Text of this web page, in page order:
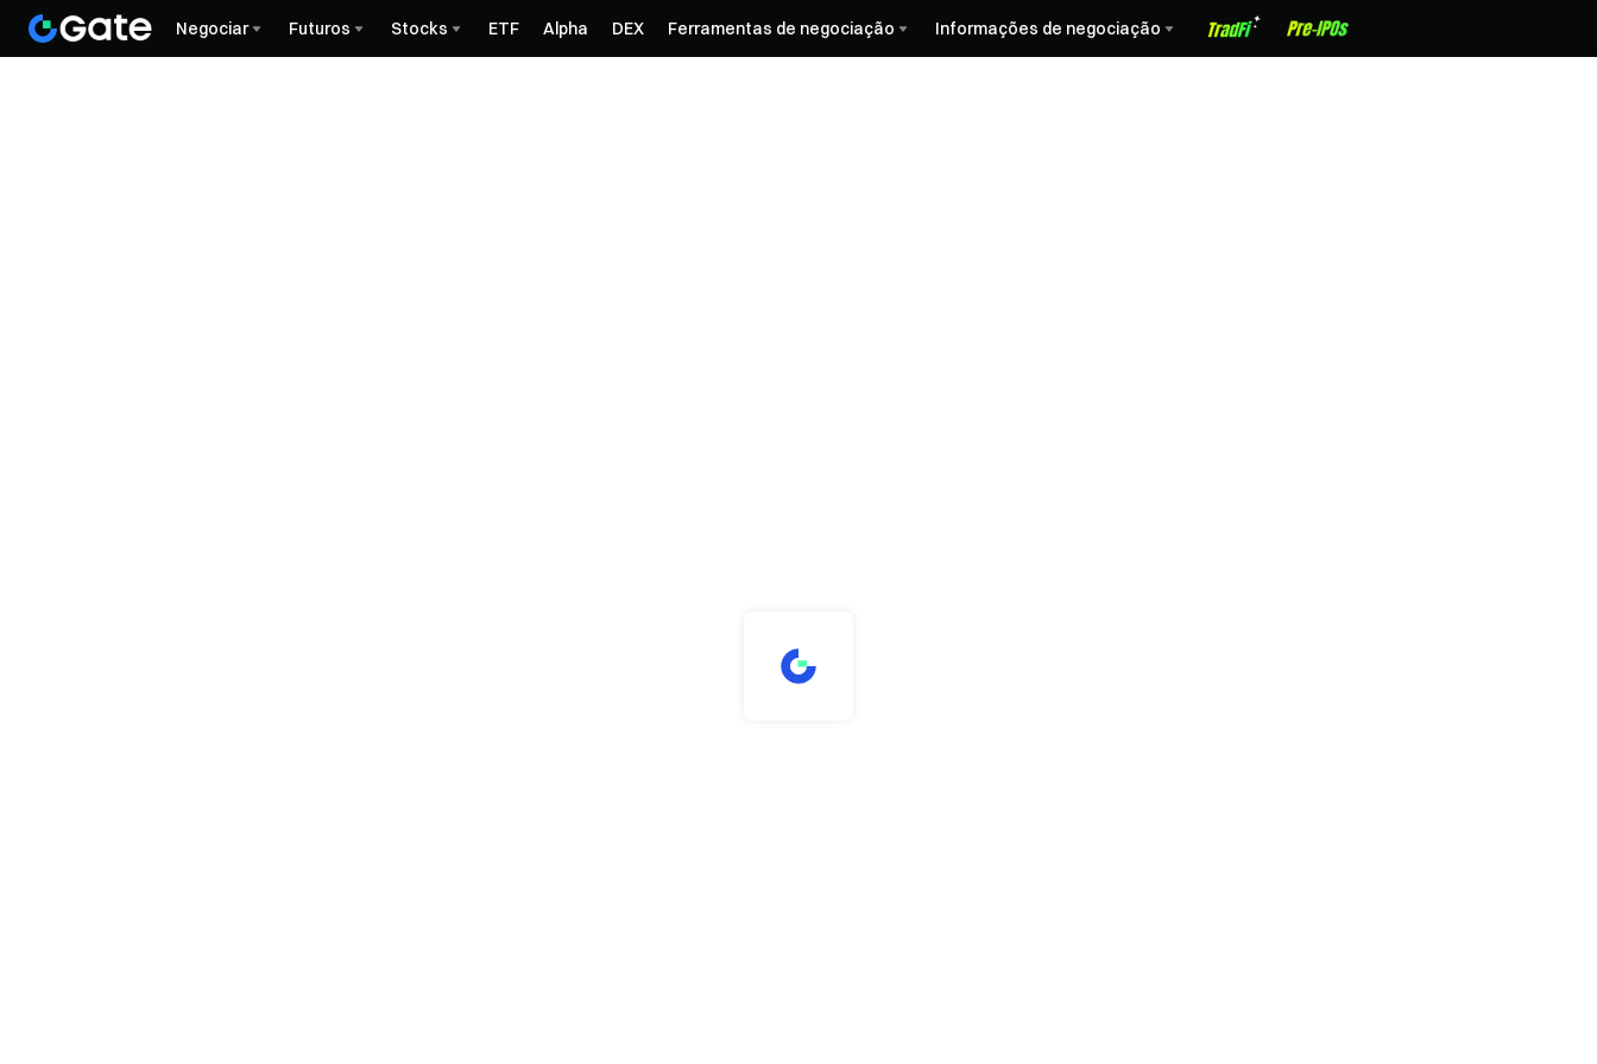
Negociar Futuros Stocks ETF Alpha DEX Ferramentas de negociação Informações de negociação